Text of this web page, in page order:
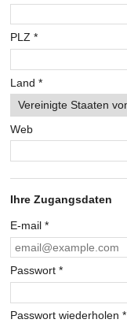
PLZ*
Land*
Web
Ihre Zugangsdaten
E-mail*
Passwort*
Passwort wiederholen*